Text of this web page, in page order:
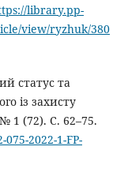
library.pp-
view/ryzhuk/380
статус та
із захисту
1 (72). С. 62–75.
2022-1-FP-